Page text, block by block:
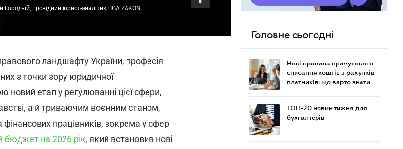
Городній, провідний юрист-аналітик LIGA ZAKON
ландшафту України, професія
з точки зору юридичної
новий етап у регулюванні цієї сфери,
а й триваючим воєнним станом,
працівників, зокрема у сфері
на 2026 рік, який встановив нові
Головне сьогодні
Нові правила примусового
списання коштів з рахунків
платників: що варто знати
ТОП-20 новин тижня для
бухгалтерів